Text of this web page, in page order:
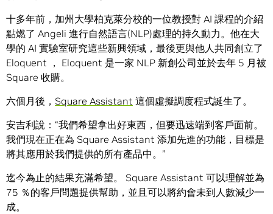
十多年前，加州大學柏克萊分校的一位教授對 AI 課程的介紹
點燃了 Angeli 進行自然語言(NLP)處理的持久動力。他在大
學的 AI 實驗室研究這些新興領域，最後更與他人共同創立了
Eloquent ， Eloquent 是一家 NLP 新創公司並於去年 5 月被
Square 收購。
六個月後， Square Assistant 這個虛擬調度程式誕生了。
安吉利說：“我們希望拿出好東西，但要迅速端到客戶面前。
我們現在正在為 Square Assistant 添加先進的功能，目標是
將其應用於我們提供的所有產品中。”
迄今為止的結果充滿希望。 Square Assistant 可以理解並為
75 ％的客戶問題提供幫助，並且可以將約會未到人數減少一
成。